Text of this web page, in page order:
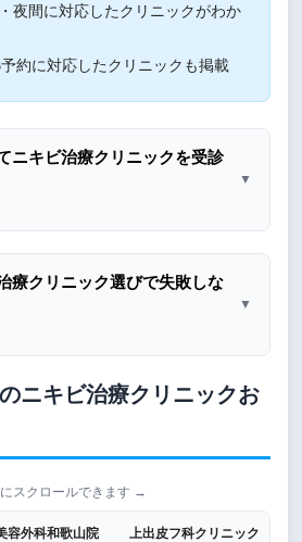
夜間に対応したクリニックがわか
約に対応したクリニックも掲載
ニキビ治療クリニックを受診
▼
療クリニック選びで失敗しな
▼
ニキビ治療クリニックお
スクロールできます →
容外科和歌山院 上出皮フ科クリニック